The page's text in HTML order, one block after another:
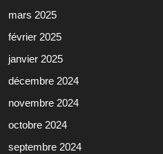
mars 2025
février 2025
janvier 2025
décembre 2024
novembre 2024
octobre 2024
septembre 2024